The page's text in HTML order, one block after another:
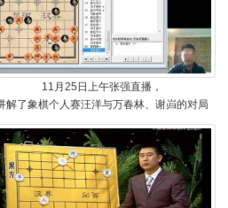
11月25日上午张强直播，
解了象棋个人赛汪洋与万春林、谢岿的对局